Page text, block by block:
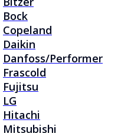
Bock
Copeland
Daikin
Danfoss/Performer
Frascold
Fujitsu
LG
Hitachi
Mitsubishi